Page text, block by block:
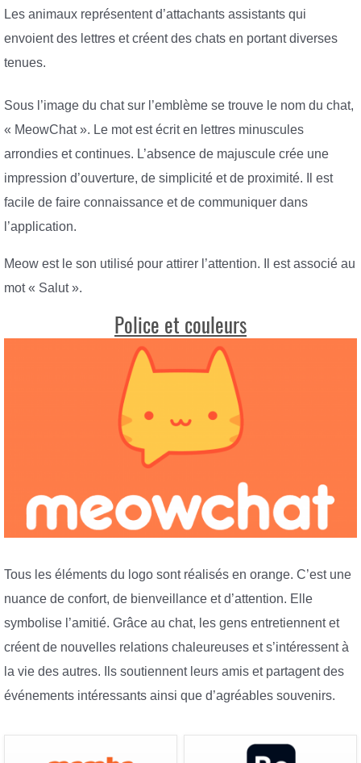
Les animaux représentent d’attachants assistants qui
envoient des lettres et créent des chats en portant diverses
tenues.
Sous l’image du chat sur l’emblème se trouve le nom du chat,
« MeowChat ». Le mot est écrit en lettres minuscules
arrondies et continues. L’absence de majuscule crée une
impression d’ouverture, de simplicité et de proximité. Il est
facile de faire connaissance et de communiquer dans
l’application.
Meow est le son utilisé pour attirer l’attention. Il est associé au
mot « Salut ».
Police et couleurs
Tous les éléments du logo sont réalisés en orange. C’est une
nuance de confort, de bienveillance et d’attention. Elle
symbolise l’amitié. Grâce au chat, les gens entretiennent et
créent de nouvelles relations chaleureuses et s’intéressent à
la vie des autres. Ils soutiennent leurs amis et partagent des
événements intéressants ainsi que d’agréables souvenirs.